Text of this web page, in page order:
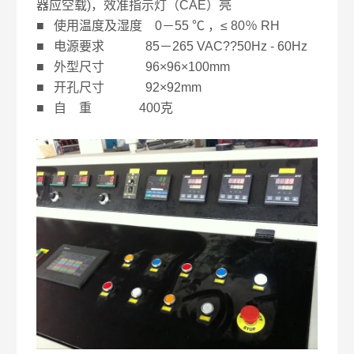
器应空载)，效准指示灯（CAE）亮
■ 使用温度及湿度 0－55 ℃ ，≤ 80％ RH
■ 电源要求 85－265 VAC??50Hz - 60Hz
■ 外型尺寸 96×96×100mm
■ 开孔尺寸 92×92mm
■ 自 重 400克